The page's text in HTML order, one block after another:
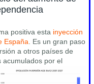
positiva esta inyección
España . Es un gran paso
a otros países de
acumulados por el